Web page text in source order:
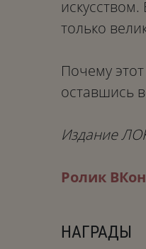
только
Почему
оставшись
Издание
Ролик
НАГРАДЫ